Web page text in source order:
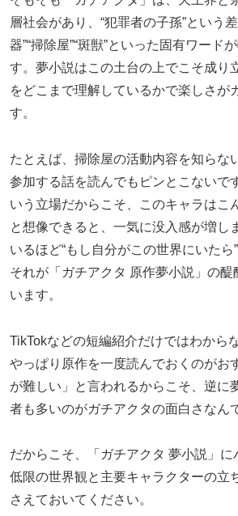
層社会があり、“犯罪者の子孫”という
器”“掃除屋”“斑獣”といった固有ワード
す。夢小説はこの土台の上でこそ成り
をどこまで理解しているかで楽しさが
す。
たとえば、掃除屋の活動内容を知らな
参加する話を読んでもピンとこないで
いう立場だからこそ、このキャラはこ
と想像できると、一気に没入感が増し
いるほど“もし自分がこの世界にいたら
それが「ガチアクタ 原作夢小説」の醍
います。
TikTokなどの短編紹介だけではわから
やっぱり原作を一度読んでおくのがお
が難しい」と言われるからこそ、逆に
者も多いのがガチアクタの面白さなん
だからこそ、「ガチアクタ 夢小説」に
低限の世界観と主要キャラクターの立
さえておいてください。